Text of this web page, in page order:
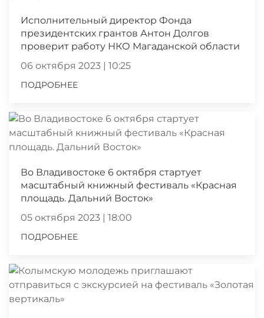
Исполнительный директор Фонда
президентских грантов Антон Долгов
проверит работу НКО Магаданской области
06 октября 2023 | 10:25
ПОДРОБНЕЕ
Во Владивостоке 6 октября стартует
масштабный книжный фестиваль «Красная
площадь. Дальний Восток»
05 октября 2023 | 18:00
ПОДРОБНЕЕ